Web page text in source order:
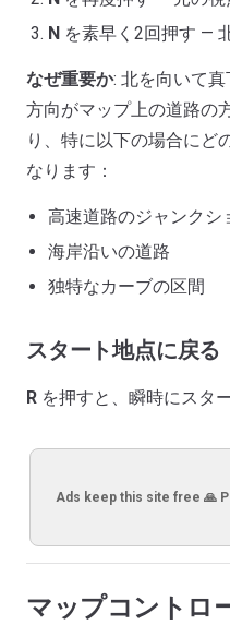
N を素早く2回押す —
なぜ重要か: 北を向いて
方向がマップ上の道路の
り、特に以下の場合にど
なります：
高速道路のジャンクシ
海岸沿いの道路
独特なカーブの区間
スタート地点に戻る
R を押すと、瞬時にスタ
Ads keep this site free 🙏
マップコントロ